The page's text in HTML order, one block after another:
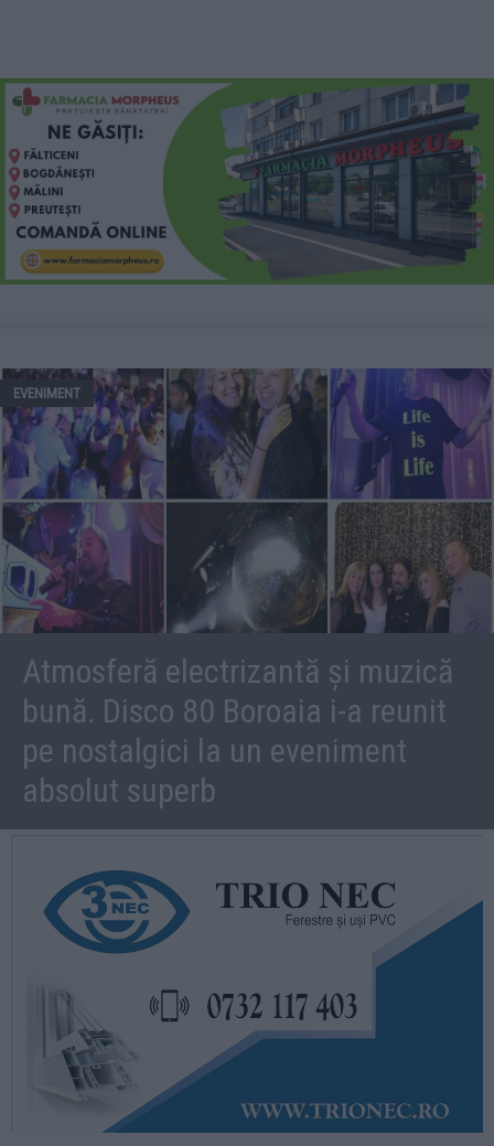
EVENIMENT
Atmosferă electrizantă și muzică
bună. Disco 80 Boroaia i-a reunit
pe nostalgici la un eveniment
absolut superb